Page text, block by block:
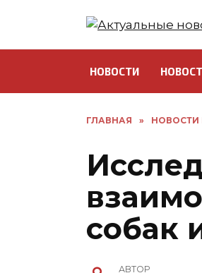
НОВОСТИ
ГЛАВНАЯ » НОВОСТИ
собак
АВТОР